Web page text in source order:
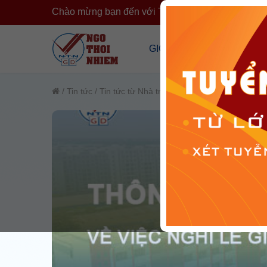
Chào mừng bạn đến với Trường Ngô Thời Nhiệm
GIỚI THIỆU
Tổng Quan Về Trường
Cơ Sở Vật Chất
Đội Ngũ Nhân Sự
Tổ Chức Đoàn Thể
CÔNG KHAI
Công Khai
Công Khai
Cải Cách
/ Tin tức / Tin tức từ Nhà trường / Văn bản của nhà